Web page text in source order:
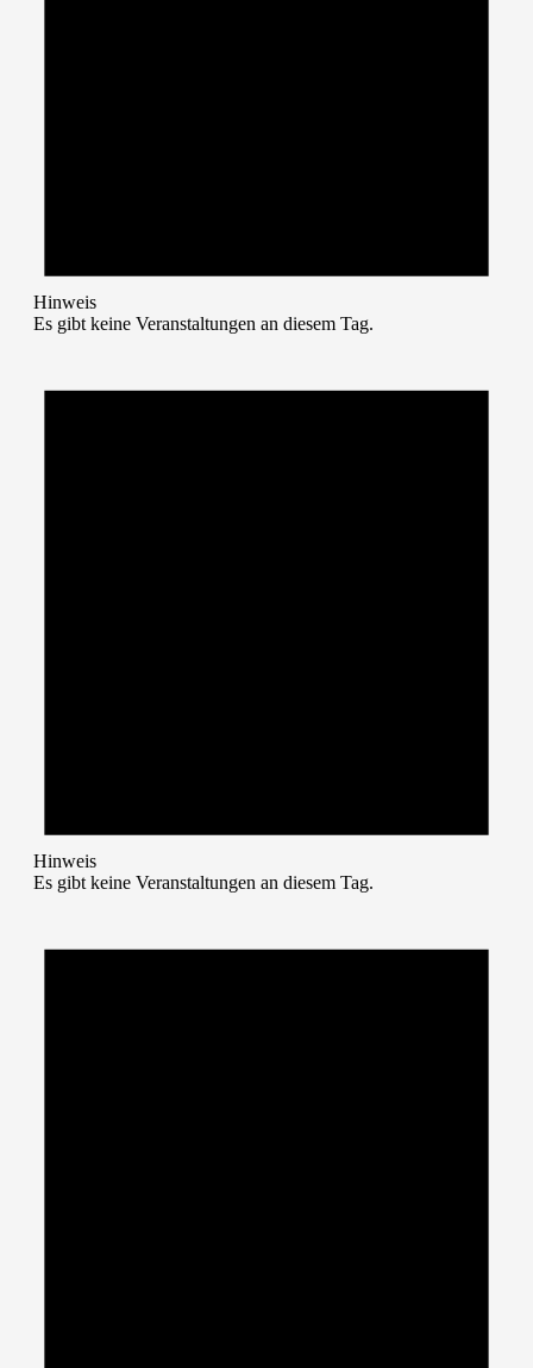
Hinweis
Es gibt keine Veranstaltungen an diesem Tag.
Hinweis
Es gibt keine Veranstaltungen an diesem Tag.